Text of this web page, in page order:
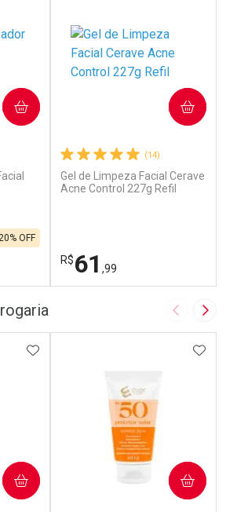
OFF
(14)
Gel de Limpeza Facial Cerave
Acne Control 227g Refil
R$61 ,99
COMPRAR
Imagem
ADICIONAR AOS FAVORITOS
COMPRAR